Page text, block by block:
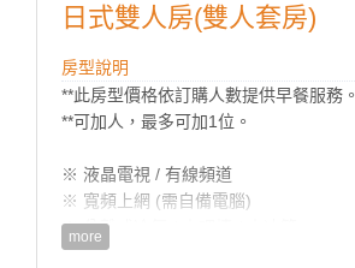
日式雙人房(雙人套房)
房型說明
**此房型價格依訂購人數提供早餐服務。
**可加人，最多可加1位。
※ 液晶電視 / 有線頻道
※ 寬頻上網 (需自備電腦)
※ 分離式冷氣 / 小吧檯 / 小冰箱
※ 盥洗用具 / 吹風機
more